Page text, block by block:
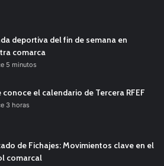
deportiva del fin de semana en
comarca
5 minutos
conoce el calendario de Tercera RFEF
3 horas
de Fichajes: Movimientos clave en el
comarcal